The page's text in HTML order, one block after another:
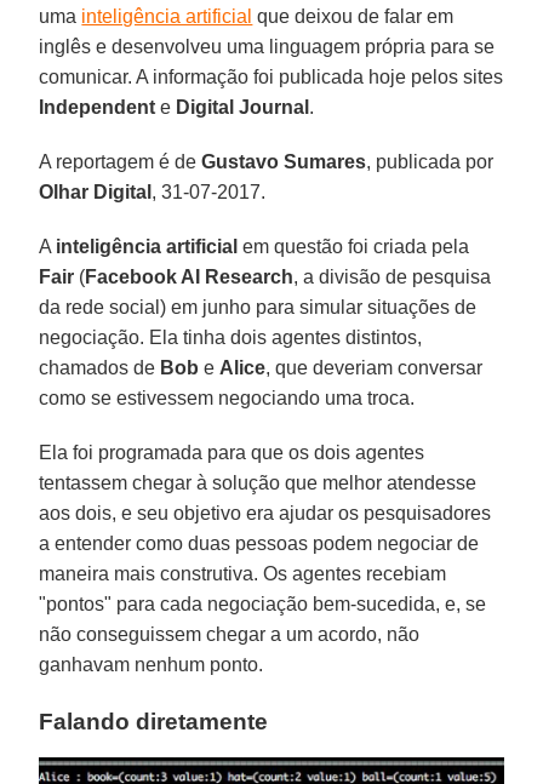
uma inteligência artificial que deixou de falar em
inglês e desenvolveu uma linguagem própria para se
comunicar. A informação foi publicada hoje pelos sites
Independent e Digital Journal .
A reportagem é de Gustavo Sumares, publicada por
Olhar Digital , 31-07-2017.
A inteligência artificial em questão foi criada pela
Fair (Facebook AI Research, a divisão de pesquisa
da rede social) em junho para simular situações de
negociação. Ela tinha dois agentes distintos,
chamados de Bob e Alice, que deveriam conversar
como se estivessem negociando uma troca.
Ela foi programada para que os dois agentes
tentassem chegar à solução que melhor atendesse
aos dois, e seu objetivo era ajudar os pesquisadores
a entender como duas pessoas podem negociar de
maneira mais construtiva. Os agentes recebiam
"pontos" para cada negociação bem-sucedida, e, se
não conseguissem chegar a um acordo, não
ganhavam nenhum ponto.
Falando diretamente